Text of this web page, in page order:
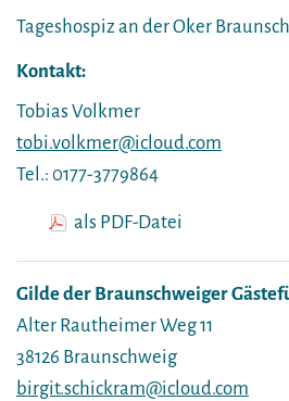
Tageshospiz an der Oker
Kontakt:
Tobias Volkmer
tobi.volkmer@icloud.com
Tel.: 0177-3779864
als PDF-Datei
Gilde der Braunschweiger
Alter Rautheimer Weg 11
38126 Braunschweig
birgit.schickram@icloud.com